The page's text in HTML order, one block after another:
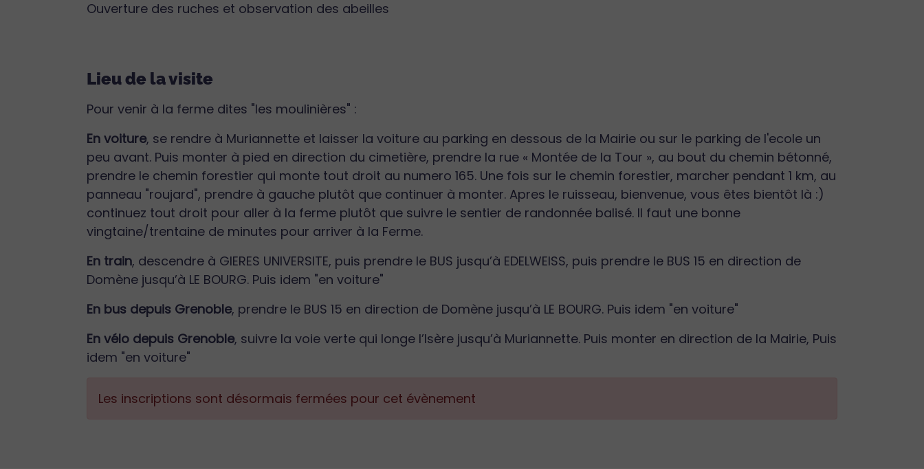
Ouverture des ruches et observation des abeilles
Lieu de la visite
Pour venir à la ferme dites "les moulinières" :
En voiture, se rendre à Muriannette et laisser la voiture au parking en dessous de la Mairie ou sur le parking de l'ecole un
peu avant. Puis monter à pied en direction du cimetière, prendre la rue « Montée de la Tour », au bout du chemin bétonné,
prendre le chemin forestier qui monte tout droit au numero 165. Une fois sur le chemin forestier, marcher pendant 1 km, au
panneau "roujard", prendre à gauche plutôt que continuer à monter. Apres le ruisseau, bienvenue, vous êtes bientôt là :)
continuez tout droit pour aller à la ferme plutôt que suivre le sentier de randonnée balisé. Il faut une bonne
vingtaine/trentaine de minutes pour arriver à la Ferme.
En train, descendre à GIERES UNIVERSITE, puis prendre le BUS jusqu’à EDELWEISS, puis prendre le BUS 15 en direction de
Domène jusqu’à LE BOURG. Puis idem "en voiture"
En bus depuis Grenoble, prendre le BUS 15 en direction de Domène jusqu’à LE BOURG. Puis idem "en voiture"
En vélo depuis Grenoble, suivre la voie verte qui longe l’Isère jusqu’à Muriannette. Puis monter en direction de la Mairie, Puis
idem "en voiture"
Les inscriptions sont désormais fermées pour cet évènement